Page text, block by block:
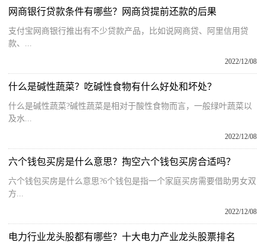
网商银行贷款条件有哪些？网商贷提前还款的后果
支付宝网商银行推出有不少贷款产品，比如说网商贷、阿里信用贷
款、...
2022/12/08
什么是碱性蔬菜？吃碱性食物有什么好处和坏处？
什么是碱性蔬菜?碱性蔬菜是相对于酸性食物而言，一般绿叶蔬菜以
及水...
2022/12/08
六个钱包买房是什么意思？掏空六个钱包买房合适吗？
六个钱包买房是什么意思?6个钱包是指一个家庭买房需要借助男女双
方...
2022/12/08
电力行业龙头股都有哪些？十大电力产业龙头股票排名